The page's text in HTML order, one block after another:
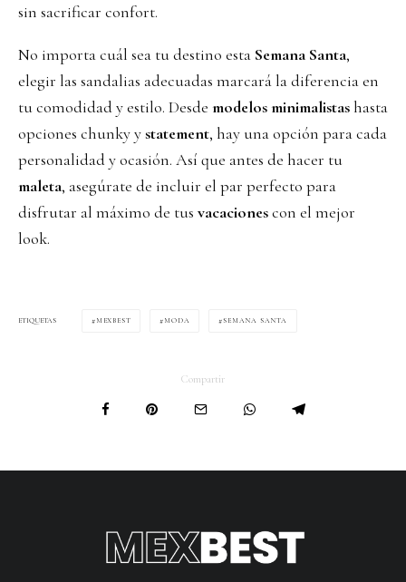
sin sacrificar confort.
No importa cuál sea tu destino esta Semana Santa,
elegir las sandalias adecuadas marcará la diferencia en
tu comodidad y estilo. Desde modelos minimalistashasta
opciones chunky ystatement, hay una opción para cada
personalidad y ocasión. Así que antes de hacer tu
maleta, asegúrate de incluir el par perfecto para
disfrutar al máximo de tus vacacionescon el mejor
look.
ETIQUETAS MEXBEST MODA SEMANA SANTA
Compartir